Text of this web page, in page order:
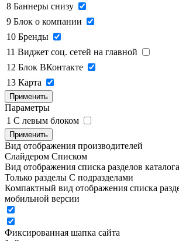
8 Баннеры снизу
9 Блок о компании
10 Бренды
11 Виджет соц. сетей на главной
12 Блок ВКонтакте
13 Карта
Применить
Параметры
1 C левым блоком
Применить
Вид отображения производителей
Слайдером Списком
Вид отображения списка разделов каталога
Только разделы С подразделами
Компактный вид отображения списка
мобильной версии
Фиксированная шапка сайта